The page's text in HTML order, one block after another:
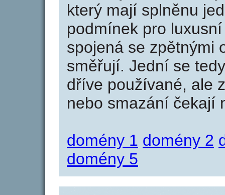
který mají splněnu
podmínek pro
spojená se zpětnými
směřují. Jední se
dříve používané, ale
nebo smazání čekají
domény 1 domény 2
domény 5